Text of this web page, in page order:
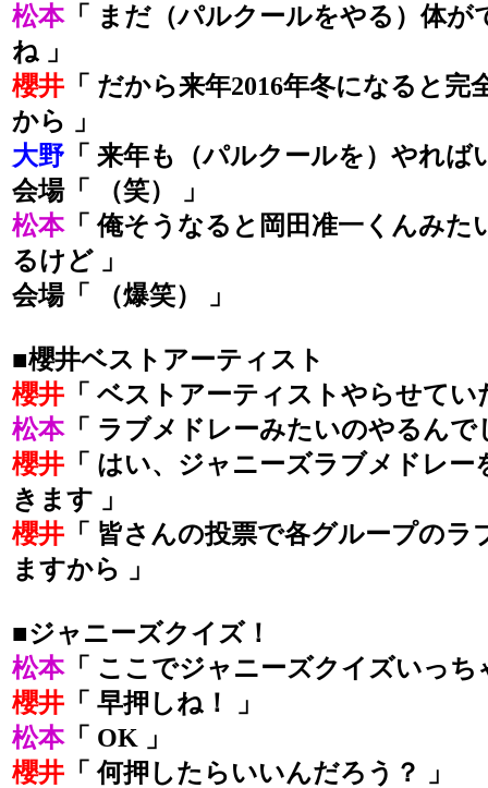
松本「 まだ（パルクールをやる）体が
ね 」
櫻井 「 だから来年2016年冬になると完
から 」
大野 「 来年も（パルクールを）やれば
会場「 （笑） 」
松本「 俺そうなると岡田准一くんみた
るけど 」
会場「 （爆笑） 」
■櫻井ベストアーティスト
櫻井 「 ベストアーティストやらせて
松本「 ラブメドレーみたいのやるんで
櫻井 「 はい、ジャニーズラブメドレ
きます 」
櫻井 「 皆さんの投票で各グループの
ますから 」
■ジャニーズクイズ！
松本「 ここでジャニーズクイズいっち
櫻井 「 早押しね！ 」
松本「 OK 」
櫻井 「 何押したらいいんだろう？ 」